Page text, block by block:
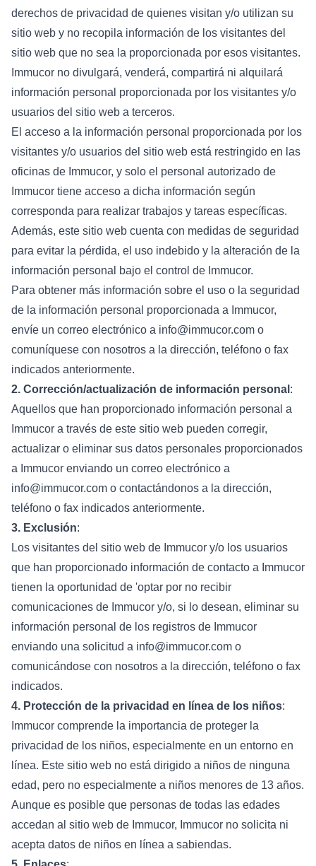
derechos de privacidad de quienes visitan y/o utilizan su
sitio web y no recopila información de los visitantes del
sitio web que no sea la proporcionada por esos visitantes.
Immucor no divulgará, venderá, compartirá ni alquilará
información personal proporcionada por los visitantes y/o
usuarios del sitio web a terceros.
El acceso a la información personal proporcionada por los
visitantes y/o usuarios del sitio web está restringido en las
oficinas de Immucor, y solo el personal autorizado de
Immucor tiene acceso a dicha información según
corresponda para realizar trabajos y tareas específicas.
Además, este sitio web cuenta con medidas de seguridad
para evitar la pérdida, el uso indebido y la alteración de la
información personal bajo el control de Immucor.
Para obtener más información sobre el uso o la seguridad
de la información personal proporcionada a Immucor,
envíe un correo electrónico a info@immucor.com o
comuníquese con nosotros a la dirección, teléfono o fax
indicados anteriormente.
2. Corrección/actualización de información personal :
Aquellos que han proporcionado información personal a
Immucor a través de este sitio web pueden corregir,
actualizar o eliminar sus datos personales proporcionados
a Immucor enviando un correo electrónico a
info@immucor.com o contactándonos a la dirección,
teléfono o fax indicados anteriormente.
3. Exclusión:
Los visitantes del sitio web de Immucor y/o los usuarios
que han proporcionado información de contacto a Immucor
tienen la oportunidad de 'optar por no recibir
comunicaciones de Immucor y/o, si lo desean, eliminar su
información personal de los registros de Immucor
enviando una solicitud a info@immucor.com o
comunicándose con nosotros a la dirección, teléfono o fax
indicados.
4. Protección de la privacidad en línea de los niños:
Immucor comprende la importancia de proteger la
privacidad de los niños, especialmente en un entorno en
línea. Este sitio web no está dirigido a niños de ninguna
edad, pero no especialmente a niños menores de 13 años.
Aunque es posible que personas de todas las edades
accedan al sitio web de Immucor, Immucor no solicita ni
acepta datos de niños en línea a sabiendas.